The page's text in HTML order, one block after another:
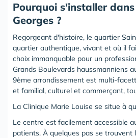
Pourquoi s'installer
Georges ?
Regorgeant d'histoire, le quartier
quartier authentique, vivant et où il
choix immanquable pour un
Grands Boulevards haussmanniens
9ème arrondissement est multi-
et familial, culturel et commerçant,
La Clinique Marie Louise se situe à
Le centre est facilement accessible
patients. À quelques pas se trouvent